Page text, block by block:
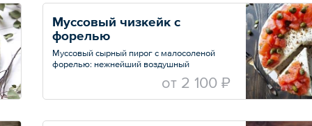
Муссовый чизкейк с
форелью
Муссовый сырный пирог с малосоленой
форелью: нежнейший воздушный
каперсы, кисленький ревень ,красная
слабосоленая форель и хрустящий ржаной
oт 2 100 ₽